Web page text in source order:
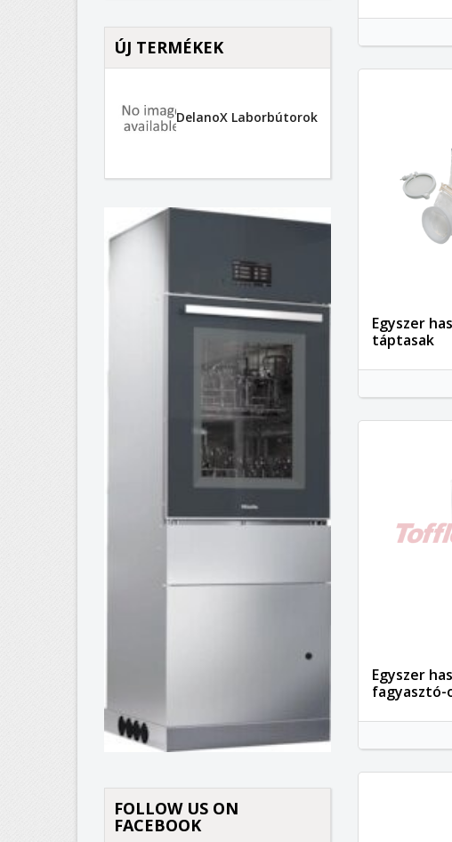
ÚJ TERMÉKEK
DelanoX Laborbútorok
FOLLOW US ON
FACEBOOK
Egyszer
táptasak
Egyszer
fagyasztó-